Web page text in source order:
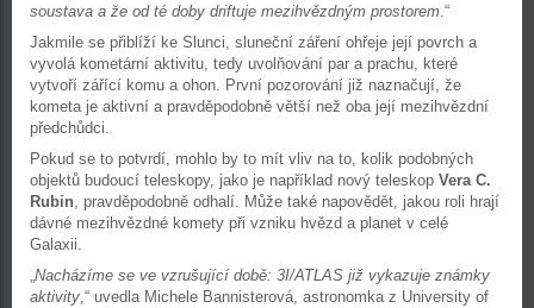
soustava a že od té doby driftuje mezihvězdným prostorem.“
Jakmile se přiblíží ke Slunci, sluneční záření ohřeje její povrch a
vyvolá kometární aktivitu, tedy uvolňování par a prachu, které
vytvoří zářící komu a ohon. První pozorování již naznačují, že
kometa je aktivní a pravděpodobně větší než oba její mezihvězdní
předchůdci.
Pokud se to potvrdí, mohlo by to mít vliv na to, kolik podobných
objektů budoucí teleskopy, jako je například nový teleskop Vera C.
Rubin, pravděpodobně odhalí. Může také napovědět, jakou roli hrají
dávné mezihvězdné komety při vzniku hvězd a planet v celé
Galaxii.
„Nacházíme se ve vzrušující době: 3I/ATLAS již vykazuje známky
aktivity,“ uvedla Michele Bannisterová, astronomka z University of